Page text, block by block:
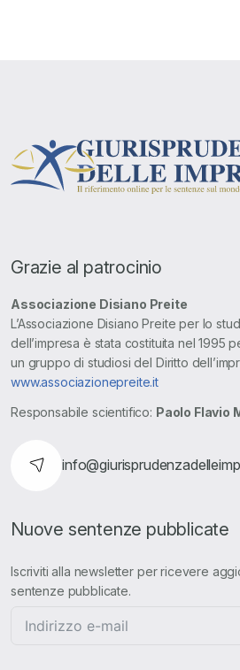
Grazie al patrocinio
Associazione Disiano Preite
L’Associazione Disiano Preite per lo
dell’impresa è stata costituita nel 1995
un gruppo di studiosi del Diritto
www.associazionepreite.it
Responsabile scientifico: Paolo Flavio
Nuove sentenze pubblicate
Iscriviti alla newsletter per ricevere
sentenze pubblicate.